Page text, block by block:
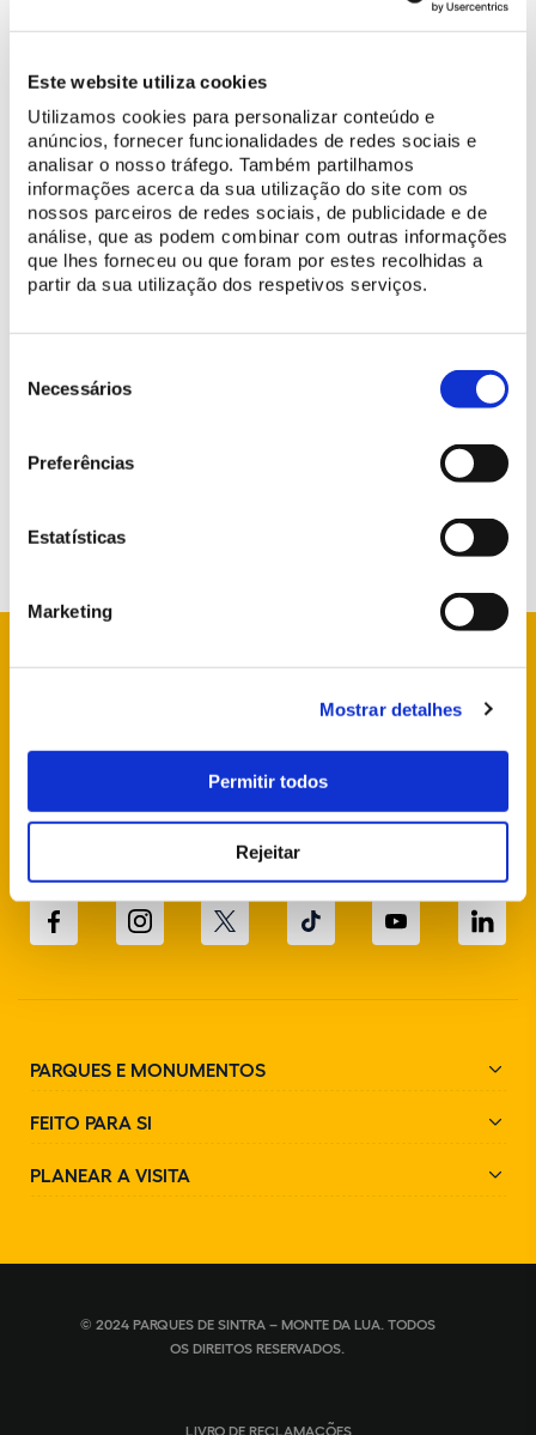
Este website utiliza cookies
Utilizamos cookies para personalizar conteúdo e
anúncios, fornecer funcionalidades de redes sociais e
analisar o nosso tráfego. Também partilhamos
informações acerca da sua utilização do site com os
nossos parceiros de redes sociais, de publicidade e de
análise, que as podem combinar com outras informações
que lhes forneceu ou que foram por estes recolhidas a
partir da sua utilização dos respetivos serviços.
Necessários
Preferências
Estatísticas
Marketing
Mostrar detalhes
Permitir todos
Rejeitar
modernização e transformação digital dos sistemas de bilhética
da Parques de Sintra
aposta estratégica
+351 21 923 73 00
SIGA-NOS NAS REDES SOCIAIS
PARQUES E MONUMENTOS
FEITO PARA SI
PLANEAR A VISITA
© 2024 PARQUES DE SINTRA – MONTE DA LUA. TODOS
OS DIREITOS RESERVADOS.
LIVRO DE RECLAMAÇÕES